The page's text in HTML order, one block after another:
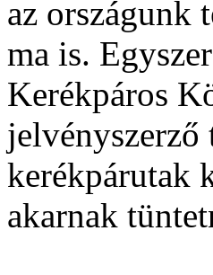
az országunk
ma is.
Kerékpáros
kerékpárutak
akarnak